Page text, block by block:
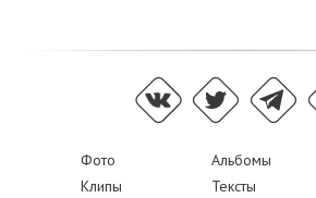
Фото Альбомы
Клипы
Тексты